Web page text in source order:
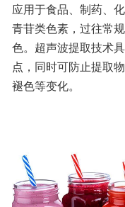
应用于食品、制药、
青苷类色素，过往常
色。超声波提取技术
点，同时可防止提取
褪色等变化。